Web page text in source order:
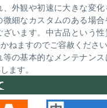
外観や初速に大きな変
細なカスタムのある場
います。中古品という
ねますのでご容赦ください
等の基本的なメンテナン
ます。